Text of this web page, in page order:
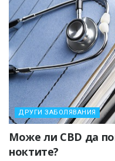
ДРУГИ ЗАБОЛЯВАНИЯ
Може ли CBD да
ноктите?